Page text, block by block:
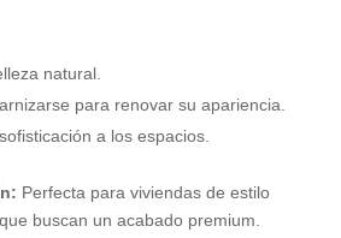
natural.
para renovar su apariencia.
a los espacios.
Perfecta para viviendas de estilo
buscan un acabado premium.